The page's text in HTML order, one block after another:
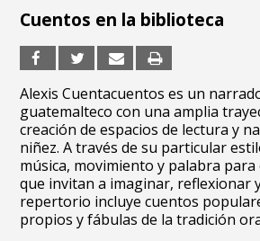
Cuentos en la biblioteca
Alexis Cuentacuentos es un
guatemalteco con una amplia
creación de espacios de lectura y
niñez. A través de su particular
música, movimiento y palabra
que invitan a imaginar, reflexionar
repertorio incluye cuentos
propios y fábulas de la tradición